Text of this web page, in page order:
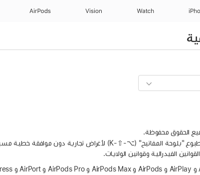
Watch
Vision
AirPods
الفيدرالية وقوانين الولايات.